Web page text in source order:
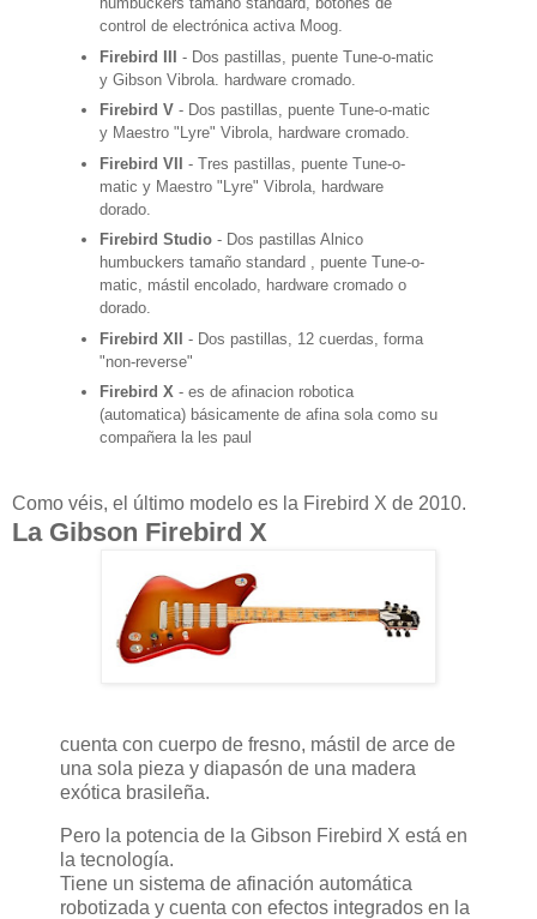
control de electrónica activa Moog.
Firebird III - Dos pastillas, puente Tune-o-matic
y Gibson Vibrola. hardware cromado.
Firebird V- Dos pastillas, puente Tune-o-matic
y Maestro "Lyre" Vibrola, hardware cromado.
Firebird VII - Tres pastillas, puente Tune-o-
matic y Maestro "Lyre" Vibrola, hardware
dorado.
Firebird Studio- Dos pastillas Alnico
humbuckers tamaño standard , puente Tune-o-
matic, mástil encolado, hardware cromado o
dorado.
Firebird XII - Dos pastillas, 12 cuerdas, forma
"non-reverse"
Firebird X- es de afinacion robotica
(automatica) básicamente de afina sola como su
compañera la les paul
Como véis, el último modelo es la Firebird X de 2010.
La Gibson Firebird X
cuenta con cuerpo de fresno, mástil de arce de
una sola pieza y diapasón de una madera
exótica brasileña.
Pero la potencia de la Gibson Firebird X está en
la tecnología.
Tiene un sistema de afinación automática
robotizada y cuenta con efectos integrados en la